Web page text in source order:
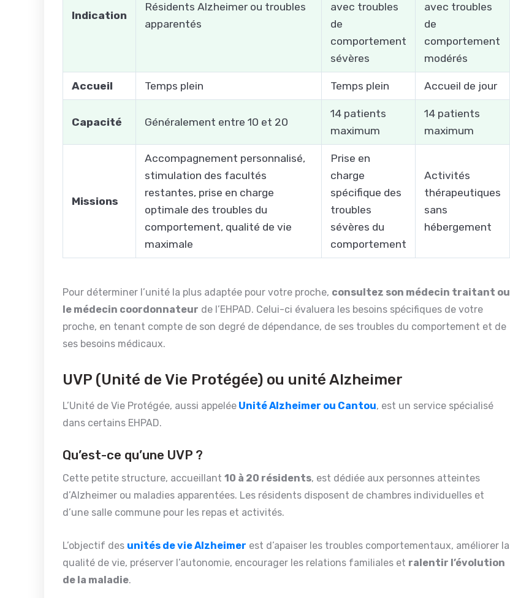
Indication
Résidents Alzheimer ou troubles
apparentés
avec troubles
de
comportement
sévères
avec troubles
de
comportement
modérés
Accueil Temps plein Temps plein Accueil de jour
Capacité Généralement entre 10 et 20
14 patients
maximum
14 patients
maximum
Missions
Accompagnement personnalisé,
stimulation des facultés
restantes, prise en charge
optimale des troubles du
comportement, qualité de vie
maximale
Prise en
charge
spécifique des
troubles
sévères du
comportement
Activités
thérapeutiques
sans
hébergement
Pour déterminer l’unité la plus adaptée pour votre proche, consultez son médecin traitant ou
le médecin coordonnateur de l’EHPAD. Celui-ci évaluera les besoins spécifiques de votre
proche, en tenant compte de son degré de dépendance, de ses troubles du comportement et de
ses besoins médicaux.
UVP (Unité de Vie Protégée) ou unité Alzheimer
L’Unité de Vie Protégée, aussi appelée Unité Alzheimer ou Cantou, est un service spécialisé
dans certains EHPAD.
Qu’est-ce qu’une UVP ?
Cette petite structure, accueillant 10 à 20 résidents, est dédiée aux personnes atteintes
d’Alzheimer ou maladies apparentées. Les résidents disposent de chambres individuelles et
d’une salle commune pour les repas et activités.
L’objectif des unités de vie Alzheimer est d’apaiser les troubles comportementaux, améliorer la
qualité de vie, préserver l’autonomie, encourager les relations familiales et ralentir l’évolution
de la maladie.